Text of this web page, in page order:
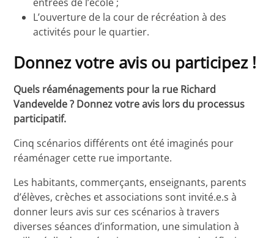
L’ouverture de la cour de récréation à des
activités pour le quartier.
Donnez votre avis ou participez !
Quels réaménagements pour la rue Richard
Vandevelde ? Donnez votre avis lors du processus
participatif.
Cinq scénarios différents ont été imaginés pour
réaménager cette rue importante.
Les habitants, commerçants, enseignants, parents
d’élèves, crèches et associations sont invité.e.s à
donner leurs avis sur ces scénarios à travers
diverses séances d’information, une simulation à